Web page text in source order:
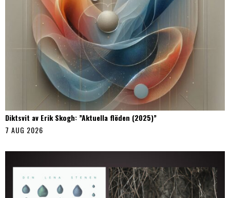
Diktsvit av Erik Skogh: ”Aktuella flöden (2025)”
7 AUG 2026